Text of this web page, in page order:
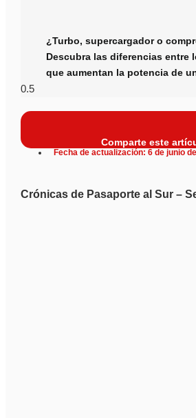
¿Turbo, supercargador o
Descubra las diferencias entre
que aumentan la potencia de
Comparte este
Fecha de actualización: 6 de junio
Crónicas de Pasaporte al Sur –